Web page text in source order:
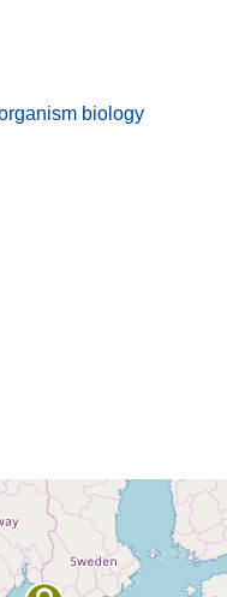
biology